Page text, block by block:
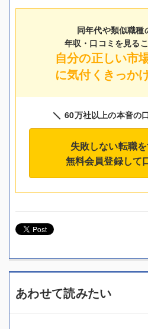
同年代や類似職種
年収・口コミを見る
自分の正しい市
に気付くきっか
60万社以上の本音の
失敗しない転職
無料会員登録して
あわせて読みたい